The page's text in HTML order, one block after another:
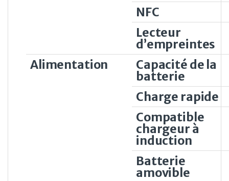
NFC
Lecteur
d’empreintes
Alimentation
Capacité de la
batterie
Charge rapide
Compatible
chargeur à
induction
Batterie
amovible